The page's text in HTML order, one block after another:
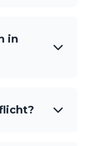
in